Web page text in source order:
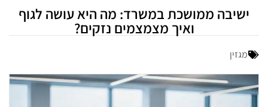
ישיבה ממושכת במשרד: מה היא עושה לגוף
ואיך מצמצמים נזקים?
מגזין